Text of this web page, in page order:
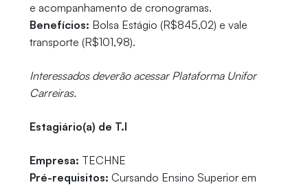
e acompanhamento de cronogramas.
Benefícios: Bolsa Estágio (R$845,02) e vale
transporte (R$101,98).
Interessados deverão acessar Plataforma Unifor
Carreiras.
Estagiário(a) de T.I
Empresa: TECHNE
Pré-requisitos: Cursando Ensino Superior em